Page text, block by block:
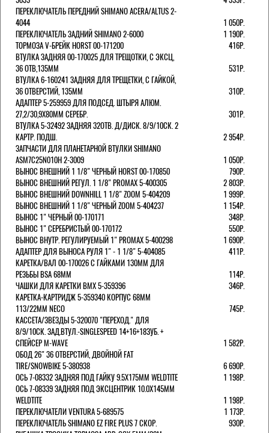
ПЕРЕКЛЮЧАТЕЛЬ ПЕРЕДНИЙ SHIMANO ACERA/ALTUS 2-
4044
1 050Р.
ПЕРЕКЛЮЧАТЕЛЬ ЗАДНИЙ SHIMANO 2-6000
1 190Р.
ТОРМОЗА V-БРЕЙК HORST 00-171200
416Р.
ВТУЛКА ЗАДНЯЯ 00-170025 ДЛЯ ТРЕЩОТКИ, С ЭКСЦ,
36 ОТВ,135ММ
531Р.
ВТУЛКА 6-160241 ЗАДНЯЯ ДЛЯ ТРЕЩЕТКИ, С ГАЙКОЙ,
36 ОТВЕРСТИЙ, 135ММ
310Р.
АДАПТЕР 5-259959 ДЛЯ ПОДСЕД. ШТЫРЯ АЛЮМ.
27,2/30,9Х80ММ СЕРЕБР.
301Р.
ВТУЛКА 5-32492 ЗАДНЯЯ 32ОТВ. Д/ДИСК. 8/9/10СК. 2
КАРТР. ПОДШ.
2 954Р.
ЗАПЧАСТИ ДЛЯ ПЛАНЕТАРНОЙ ВТУЛКИ SHIMANO
ASM7C25N010H 2-3009
1 050Р.
ВЫНОС ВНЕШНИЙ 1 1/8" ЧЕРНЫЙ HORST 00-170850
790Р.
ВЫНОС ВНЕШНИЙ РЕГУЛ. 1 1/8" PROMAX 5-400305
2 803Р.
ВЫНОС ВНЕШНИЙ DOWNHILL 1 1/8" ZOOM 5-404209
1 999Р.
ВЫНОС ВНЕШНИЙ 1 1/8" ЧЕРНЫЙ ZOOM 5-404237
1 154Р.
ВЫНОС 1" ЧЕРНЫЙ 00-170171
348Р.
ВЫНОС 1" СЕРЕБРИСТЫЙ 00-170172
550Р.
ВЫНОС ВНУТР. РЕГУЛИРУЕМЫЙ 1" PROMAX 5-400298
1 690Р.
АДАПТЕР ДЛЯ ВЫНОСА РУЛЯ 1" - 1 1/8" 5-404085
411Р.
КАРЕТКА/ВАЛ 00-170026 С ГАЙКАМИ 130ММ ДЛЯ
РЕЗЬБЫ BSA 68ММ
114Р.
ЧАШКИ ДЛЯ КАРЕТКИ BMX 5-359396
346Р.
КАРЕТКА-КАРТРИДЖ 5-359340 КОРПУС 68ММ
113/22ММ NECO
745Р.
КАССЕТА/ЗВЕЗДЫ 5-320070 "ПЕРЕХОД." ДЛЯ
8/9/10СК. ЗАД.ВТУЛ.-SINGLESPEED 14+16+18ЗУБ. +
СПЕЙСЕР M-WAVE
1 582Р.
ОБОД 26" 36 ОТВЕРСТИЙ, ДВОЙНОЙ FAT
TIRE/SNOWBIKE 5-380938
6 690Р.
ОСЬ 7-08332 ЗАДНЯЯ ПОД ГАЙКУ 9.5Х175ММ WELDTITE
1 198Р.
ОСЬ 7-08339 ЗАДНЯЯ ПОД ЭКСЦЕНТРИК 10.0Х145ММ
WELDTITE
1 198Р.
ПЕРЕКЛЮЧАТЕЛИ VENTURA 5-689575
1 173Р.
ПЕРЕКЛЮЧАТЕЛЬ SHIMANO EZ FIRE PLUS 7 СКОР.
930Р.